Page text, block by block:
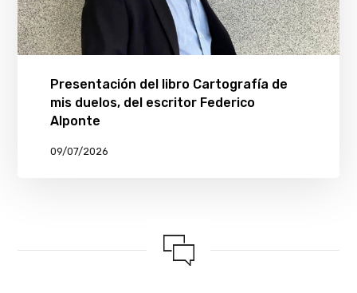
Presentación del libro Cartografía de
mis duelos, del escritor Federico
Alponte
09/07/2026